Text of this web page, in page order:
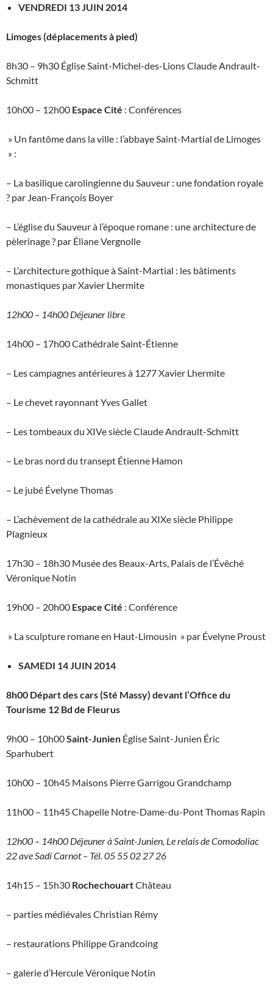
VENDREDI 13 JUIN 2014
Limoges (déplacements à pied)
8h30 – 9h30 Église Saint-Michel-des-Lions Claude Andrault-
Schmitt
10h00 – 12h00 Espace Cité : Conférences
» Un fantôme dans la ville : l’abbaye Saint-Martial de Limoges
» :
– La basilique carolingienne du Sauveur : une fondation royale
? par Jean-François Boyer
– L’église du Sauveur à l’époque romane : une architecture de
pèlerinage ? par Éliane Vergnolle
– L’architecture gothique à Saint-Martial : les bâtiments
monastiques par Xavier Lhermite
12h00 – 14h00 Déjeuner libre
14h00 – 17h00 Cathédrale Saint-Étienne
– Les campagnes antérieures à 1277 Xavier Lhermite
– Le chevet rayonnant Yves Gallet
– Les tombeaux du XIVe siècle Claude Andrault-Schmitt
– Le bras nord du transept Étienne Hamon
– Le jubé Évelyne Thomas
– L’achèvement de la cathédrale au XIXe siècle Philippe
Plagnieux
17h30 – 18h30 Musée des Beaux-Arts, Palais de l’Évêché
Véronique Notin
19h00 – 20h00 Espace Cité : Conférence
» La sculpture romane en Haut-Limousin » par Évelyne Proust
SAMEDI 14 JUIN 2014
8h00 Départ des cars (Sté Massy) devant l’Office du
Tourisme 12 Bd de Fleurus
9h00 – 10h00Saint-Junien Église Saint-Junien Éric
Sparhubert
10h00 – 10h45 Maisons Pierre Garrigou Grandchamp
11h00 – 11h45 Chapelle Notre-Dame-du-Pont Thomas Rapin
12h00 – 14h00 Déjeuner à Saint-Junien, Le relais de Comodoliac
22 ave Sadi Carnot – Tél. 05 55 02 27 26
14h15 – 15h30 RochechouartChâteau
– parties médiévales Christian Rémy
– restaurations Philippe Grandcoing
– galerie d’Hercule Véronique Notin